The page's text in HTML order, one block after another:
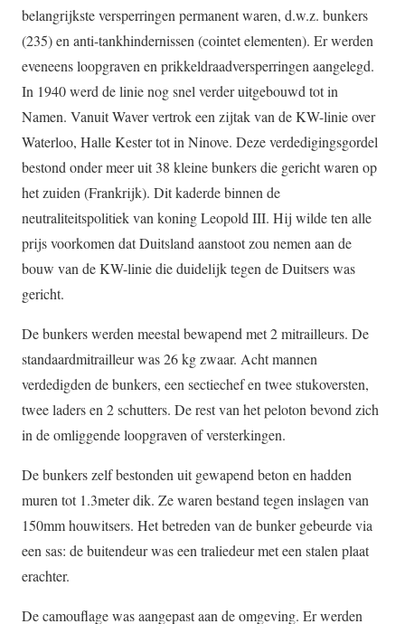
belangrijkste versperringen permanent waren, d.w.z. bunkers
(235) en anti-tankhindernissen (cointet elementen). Er werden
eveneens loopgraven en prikkeldraadversperringen aangelegd.
In 1940 werd de linie nog snel verder uitgebouwd tot in
Namen. Vanuit Waver vertrok een zijtak van de KW-linie over
Waterloo, Halle Kester tot in Ninove. Deze verdedigingsgordel
bestond onder meer uit 38 kleine bunkers die gericht waren op
het zuiden (Frankrijk). Dit kaderde binnen de
neutraliteitspolitiek van koning Leopold III. Hij wilde ten alle
prijs voorkomen dat Duitsland aanstoot zou nemen aan de
bouw van de KW-linie die duidelijk tegen de Duitsers was
gericht.
De bunkers werden meestal bewapend met 2 mitrailleurs. De
standaardmitrailleur was 26 kg zwaar. Acht mannen
verdedigden de bunkers, een sectiechef en twee stukoversten,
twee laders en 2 schutters. De rest van het peloton bevond zich
in de omliggende loopgraven of versterkingen.
De bunkers zelf bestonden uit gewapend beton en hadden
muren tot 1.3meter dik. Ze waren bestand tegen inslagen van
150mm houwitsers. Het betreden van de bunker gebeurde via
een sas: de buitendeur was een traliedeur met een stalen plaat
erachter.
De camouflage was aangepast aan de omgeving. Er werden